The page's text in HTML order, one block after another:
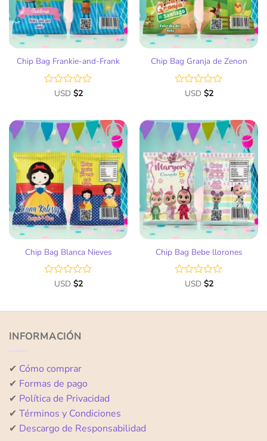
Chip Bag Frankie-and-Frank
Valorado
de
USD $2
Chip Bag Granja de Zenon
Valorado
de
USD $2
Añadir
a la
lista
de
deseos
Chip Bag Blanca Nieves
Valorado
de
USD $2
Añadir
a la
lista
de
deseos
Chip Bag Bebe llorones
Valorado
de
USD $2
INFORMACIÓN
✔ Cómo comprar
✔ Formas de pago
✔ Política de Privacidad
✔ Términos y Condiciones
✔ Descargo de Responsabilidad